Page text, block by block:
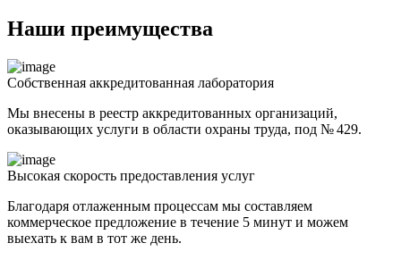
Наши преимущества
Собственная аккредитованная лаборатория
Мы внесены в реестр аккредитованных организаций,
оказывающих услуги в области охраны труда, под № 429.
Высокая скорость предоставления услуг
Благодаря отлаженным процессам мы составляем
коммерческое предложение в течение 5 минут и можем
выехать к вам в тот же день.